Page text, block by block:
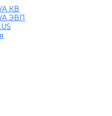
КВ
ЭВП